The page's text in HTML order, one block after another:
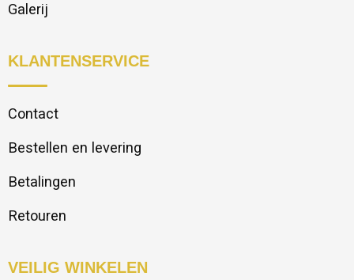
Galerij
KLANTENSERVICE
Contact
Bestellen en levering
Betalingen
Retouren
VEILIG WINKELEN